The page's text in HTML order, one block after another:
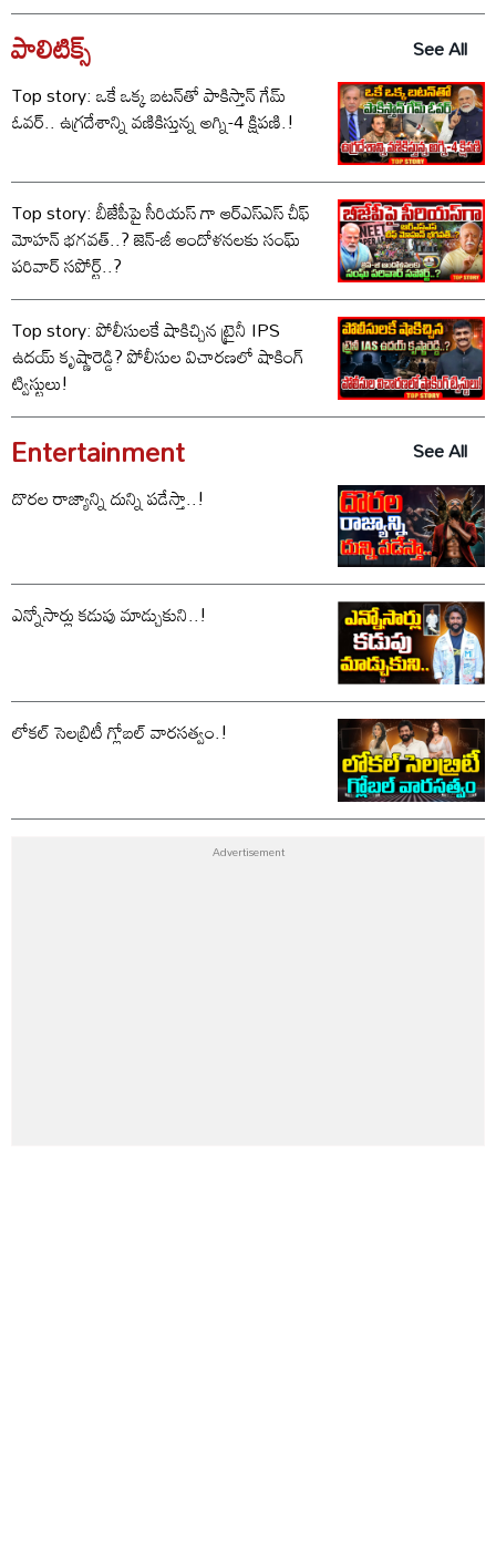
పాలిటిక్స్‌
See All
Top story: ఒకే ఒక్క బటన్‌తో పాకిస్తాన్ గేమ్
ఓవర్.. ఉగ్రదేశాన్ని వణికిస్తున్న అగ్ని-4 క్షిపణి.!
Top story: బీజేపీపై సీరియస్ గా ఆర్‌ఎస్‌ఎస్ చీఫ్
మోహన్ భగవత్..? జెన్-జీ ఆందోళనలకు సంఘ్
పరివార్ సపోర్ట్..?
Top story: పోలీసులకే షాకిచ్చిన ట్రైనీ IPS
ఉదయ్ కృష్ణారెడ్డి? పోలీసుల విచారణలో షాకింగ్
ట్విస్టులు!
Entertainment
See All
దొరల రాజ్యాన్ని దున్ని పడేస్తా..!
ఎన్నోసార్లు కడుపు మాడ్చుకుని..!
లోకల్ సెలబ్రిటీ గ్లోబల్ వారసత్వం.!